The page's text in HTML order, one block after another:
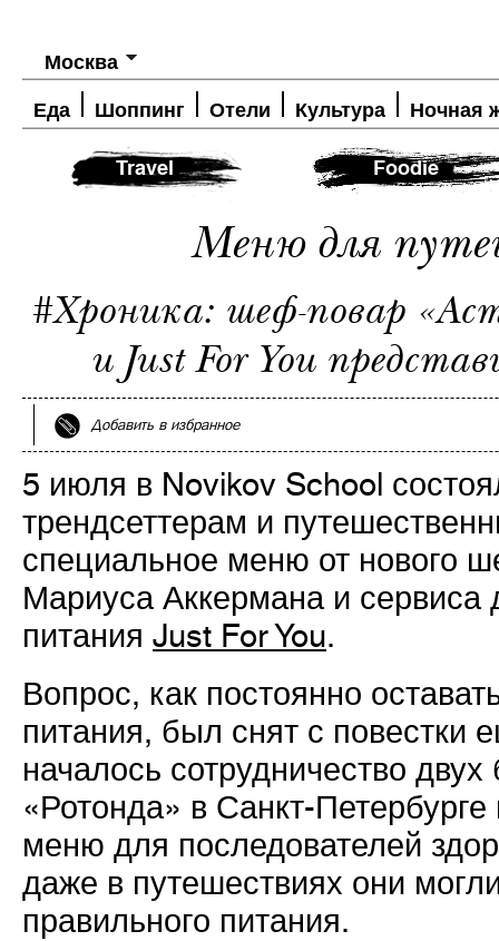
Москва
Еда Шоппинг Отели Культура Ночная
Travel Foodie
Меню для
#Хроника: шеф-повар
и Just For You
Добавить в избранное
5 июля в Novikov School
трендсеттерам и
специальное меню от нового
Мариуса Аккермана и сервиса
питания Just For You.
Вопрос, как постоянно
питания, был снят с повестки
началось сотрудничество двух
«Ротонда» в Санкт-
меню для последователей
даже в путешествиях они
правильного питания.